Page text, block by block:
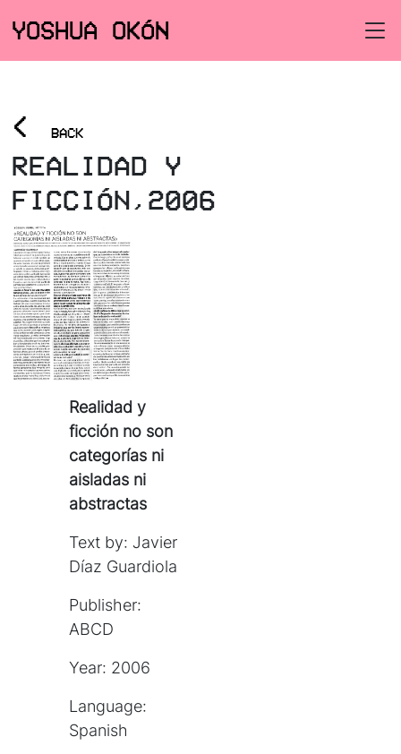
YOSHUA OKÓN
< BACK
REALIDAD Y
FICCIÓN,2006
Realidad y
ficción no son
categorías ni
aisladas ni
abstractas
Text by: Javier
Díaz Guardiola
Publisher:
ABCD
Year: 2006
Language:
Spanish